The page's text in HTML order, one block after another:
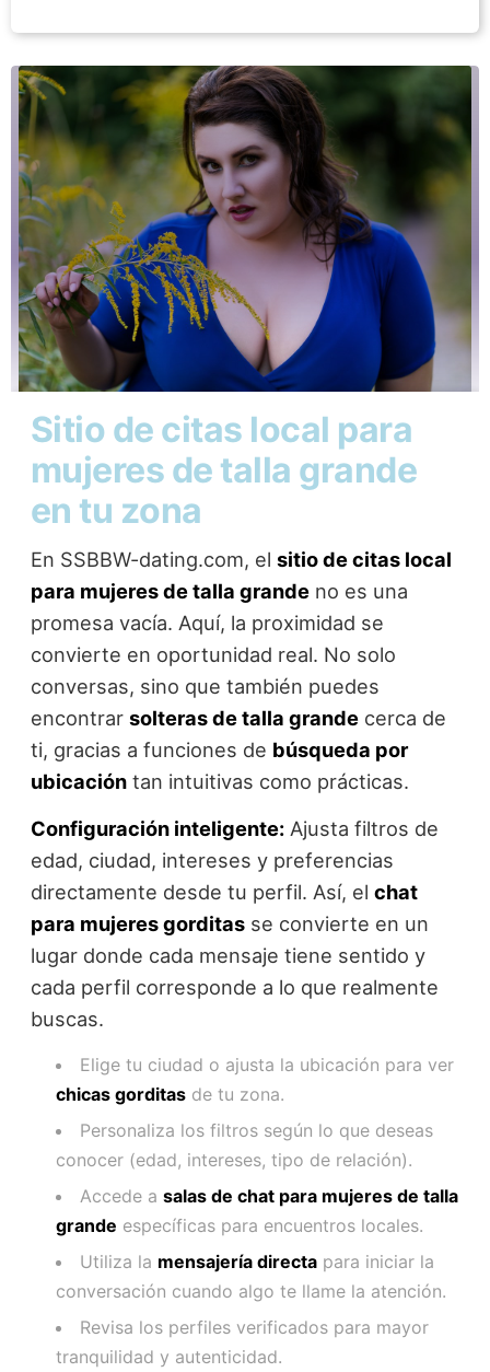
Sitio de citas local para
mujeres de talla grande
en tu zona
En SSBBW-dating.com, el sitio de citas local
para mujeres de talla grandeno es una
promesa vacía. Aquí, la proximidad se
convierte en oportunidad real. No solo
conversas, sino que también puedes
encontrar solteras de talla grandecerca de
ti, gracias a funciones de búsqueda por
ubicacióntan intuitivas como prácticas.
Configuración inteligente:Ajusta filtros de
edad, ciudad, intereses y preferencias
directamente desde tu perfil. Así, el chat
para mujeres gorditasse convierte en un
lugar donde cada mensaje tiene sentido y
cada perfil corresponde a lo que realmente
buscas.
Elige tu ciudad o ajusta la ubicación para ver
chicas gorditasde tu zona.
Personaliza los filtros según lo que deseas
conocer (edad, intereses, tipo de relación).
Accede a salas de chat para mujeres de talla
grande específicas para encuentros locales.
Utiliza la mensajería directapara iniciar la
conversación cuando algo te llame la atención.
Revisa los perfiles verificados para mayor
tranquilidad y autenticidad.